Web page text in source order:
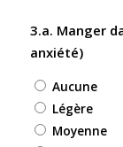
3.a. Manger
anxiété)
Aucune
Légère
Moyenne